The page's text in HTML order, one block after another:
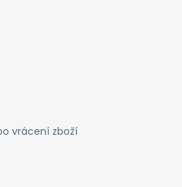
vrácení zboží